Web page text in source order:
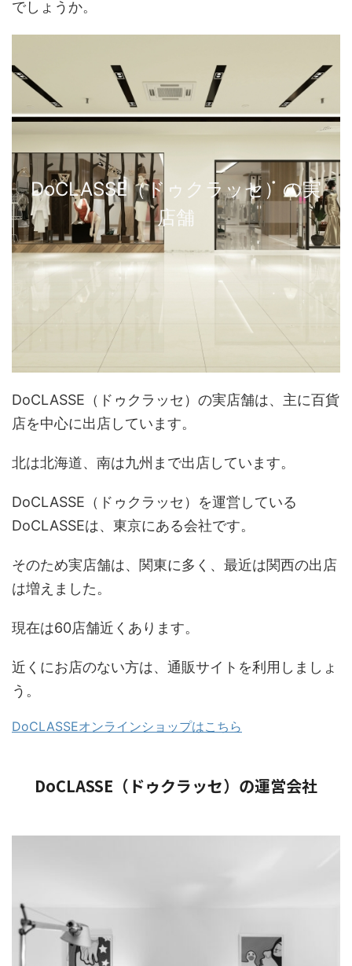
でしょうか。
DoCLASSE（ドゥクラッセ）の実
店舗
DoCLASSE（ドゥクラッセ）の実店舗は、主に百貨
店を中心に出店しています。
北は北海道、南は九州まで出店しています。
DoCLASSE（ドゥクラッセ）を運営している
DoCLASSEは、東京にある会社です。
そのため実店舗は、関東に多く、最近は関西の出店
は増えました。
現在は60店舗近くあります。
近くにお店のない方は、通販サイトを利用しましょ
う。
DoCLASSEオンラインショップはこちら
DoCLASSE（ドゥクラッセ）の運営会社